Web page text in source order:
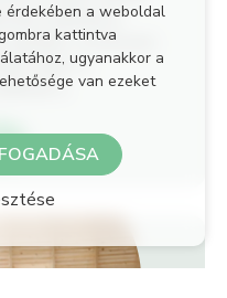
találnak ki,
a történetet,
napon a
is.
érdekében a weboldal
kattintva
ugyanakkor a
van ezeket